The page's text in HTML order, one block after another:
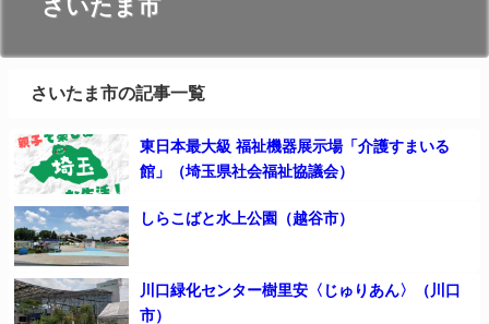
さいたま市
さいたま市の記事一覧
東日本最大級 福祉機器展示場「介護すまいる
館」（埼玉県社会福祉協議会）
しらこばと水上公園（越谷市）
川口緑化センター樹里安〈じゅりあん〉（川口
市）